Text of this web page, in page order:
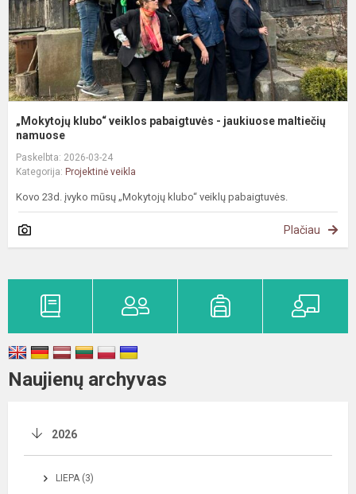
„Mokytojų klubo“ veiklos pabaigtuvės - jaukiuose maltiečių
namuose
Paskelbta: 2026-03-24
Kategorija: Projektinė veikla
Kovo 23d. įvyko mūsų „Mokytojų klubo“ veiklų pabaigtuvės.
Plačiau
Naujienų archyvas
2026
LIEPA (3)